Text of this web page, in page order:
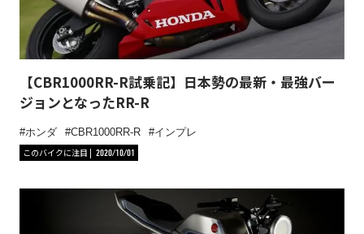
【CBR1000RR-R試乗記】日本勢の最新・最強バー
ジョンとなったRR-R
ホンダ CBR1000RR-R
インプレ
このバイクに注目
2020/10/01